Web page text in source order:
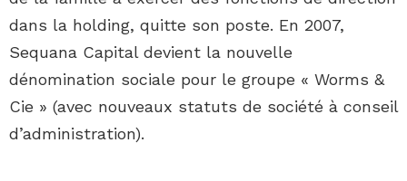
dans la holding, quitte son poste. En 2007,
Sequana Capital devient la nouvelle
dénomination sociale pour le groupe « Worms &
Cie » (avec nouveaux statuts de société à conseil
d’administration).